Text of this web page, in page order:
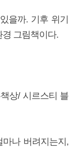
을까. 기후 위기
경 그림책이다.
상/ 시르스티 블
나 버려지는지,